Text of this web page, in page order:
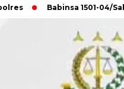
Babinsa 1501-04/Sahu